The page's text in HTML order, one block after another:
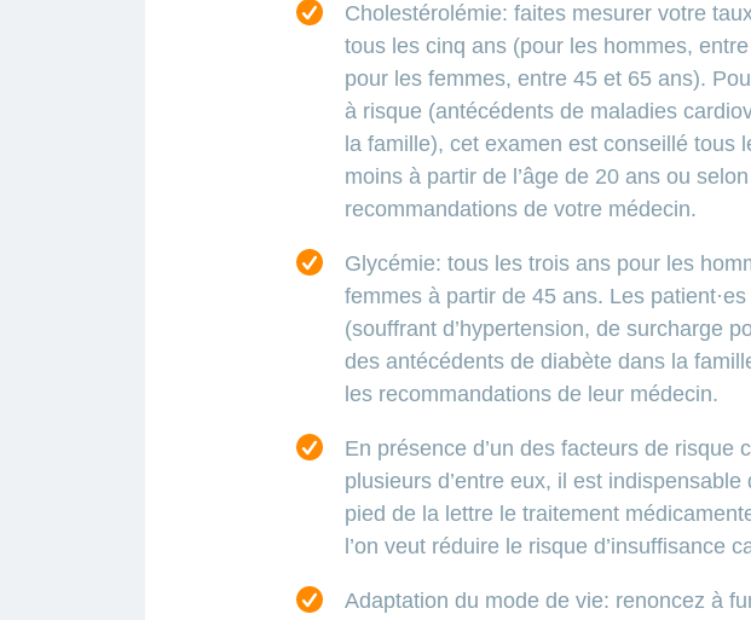
Cholestérolémie: faites mesurer votre
tous les cinq ans (pour les hommes,
pour les femmes, entre 45 et 65 ans).
à risque (antécédents de maladies
la famille), cet examen est conseillé tous
moins à partir de l’âge de 20 ans ou
recommandations de votre médecin.
Glycémie: tous les trois ans pour les
femmes à partir de 45 ans. Les
(souffrant d’hypertension, de surcharge
des antécédents de diabète dans la
les recommandations de leur médecin.
En présence d’un des facteurs de risque
plusieurs d’entre eux, il est indispensable
pied de la lettre le traitement
l’on veut réduire le risque d’insuffisance
Adaptation du mode de vie: renoncez à